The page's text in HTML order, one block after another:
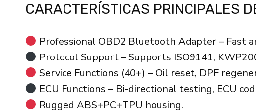
CARACTERÍSTICAS PRINCIPALES
Professional OBD2 Bluetooth Adapter – Fast
Protocol Support – Supports ISO9141,
Service Functions (40+) – Oil reset, DPF
ECU Functions – Bi-directional testing, ECU
Rugged ABS+PC+TPU housing.